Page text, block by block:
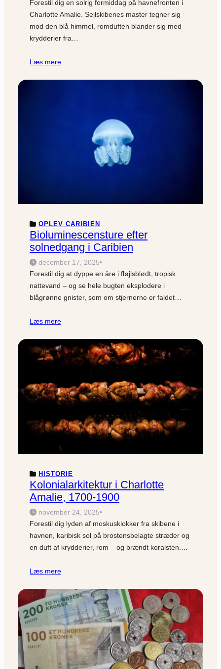
Forestil dig en solrig formiddag på havnefronten i
Charlotte Amalie. Sejlskibenes master tegner sig
mod den blå himmel, romduften blander sig med
krydderier fra…
Læs mere
OPLEV CARIBIEN
Bioluminescensture efter
solnedgang i Caribien
december 17, 2025•
Forestil dig at dyppe en åre i fløjlsblødt, tropisk
nattevand – og se hele bugten eksplodere i
blågrønne gnister, som om stjernerne er faldet…
Læs mere
HISTORIE
Kolonialarkitektur i Charlotte
Amalie, 1700-1900
november 24, 2025•
Forestil dig lyden af moskusklokker fra skibene i
havnen, karibisk sol på brostensbelagte stræder og
en duft af krydderier, rom – og brændt koralsten.…
Læs mere